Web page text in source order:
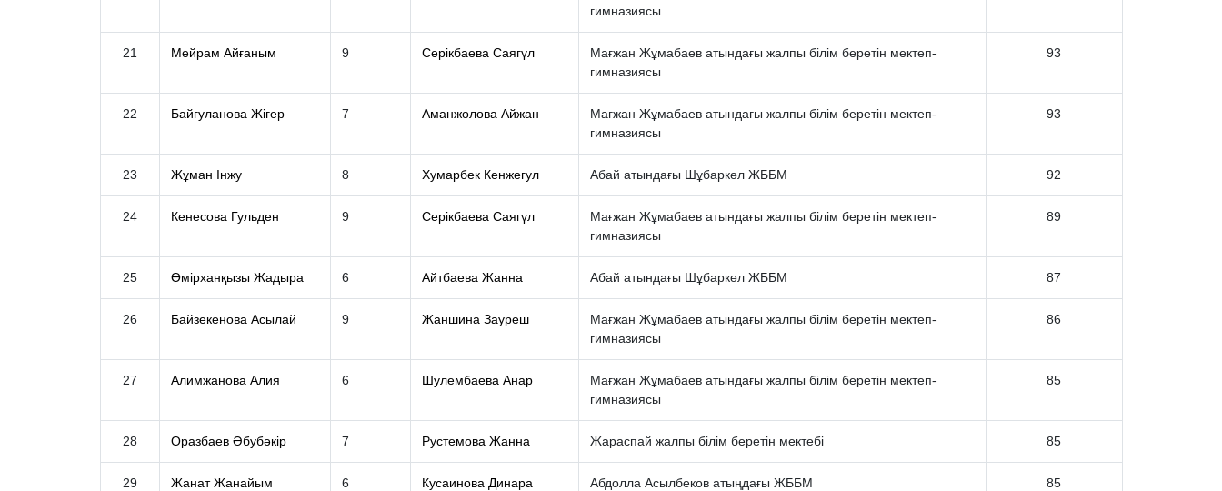
гимназиясы
21 Мейрам Айғаным 9 Серікбаева Саягүл
Мағжан Жұмабаев атындағы жалпы білім беретін мектеп-
гимназиясы
93
22 Байгуланова Жігер 7 Аманжолова Айжан
Мағжан Жұмабаев атындағы жалпы білім беретін мектеп-
гимназиясы
93
23 Жұман Інжу 8 Хумарбек Кенжегул Абай атындағы Шұбаркөл ЖББМ 92
24 Кенесова Гульден 9 Серікбаева Саягүл
Мағжан Жұмабаев атындағы жалпы білім беретін мектеп-
гимназиясы
89
25 Өмірханқызы Жадыра 6 Айтбаева Жанна Абай атындағы Шұбаркөл ЖББМ 87
26 Байзекенова Асылай 9 Жаншина Зауреш
Мағжан Жұмабаев атындағы жалпы білім беретін мектеп-
гимназиясы
86
27 Алимжанова Алия 6 Шулембаева Анар
Мағжан Жұмабаев атындағы жалпы білім беретін мектеп-
гимназиясы
85
28 Оразбаев Әбубәкір 7 Рустемова Жанна Жараспай жалпы білім беретін мектебі 85
29 Жанат Жанайым 6 Кусаинова Динара Абдолла Асылбеков атыңдағы ЖББМ 85